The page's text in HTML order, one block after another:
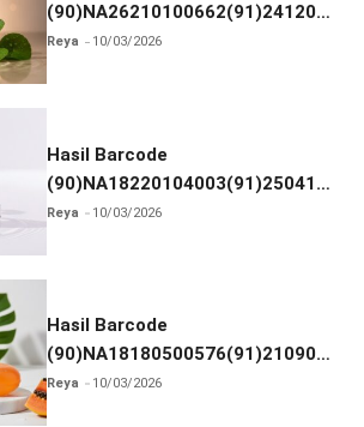
(90)NA26210100662(91)241203
dan Izin BPOM
Reya 10/03/2026
Hasil Barcode
(90)NA18220104003(91)250418
dan Izin BPOM
Reya 10/03/2026
Hasil Barcode
(90)NA18180500576(91)210906
dan Izin BPOM
Reya 10/03/2026